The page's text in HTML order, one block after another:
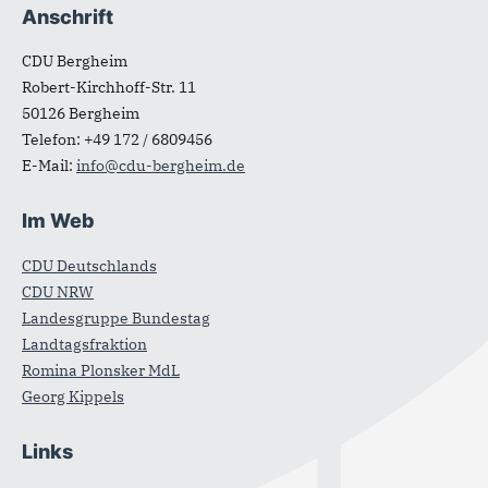
Anschrift
CDU Bergheim
Robert-Kirchhoff-Str. 11
50126Bergheim
Telefon: +49 172 / 6809456
E-Mail: info@cdu-bergheim.de
Im Web
CDU Deutschlands
CDU NRW
Landesgruppe Bundestag
Landtagsfraktion
Romina Plonsker MdL
Georg Kippels
Links